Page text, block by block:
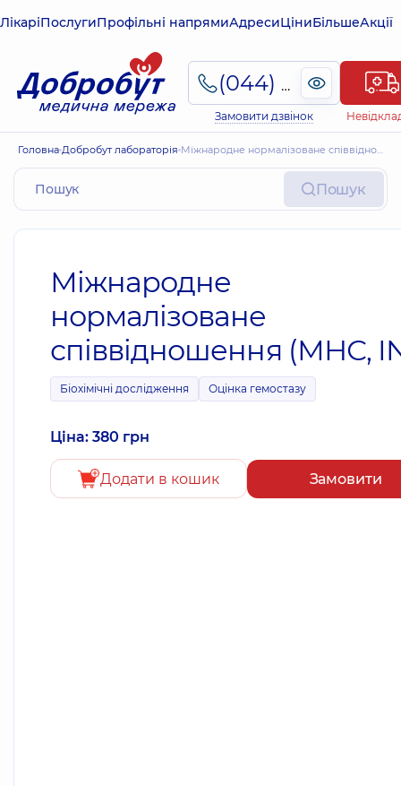
ЛікаріПослугиПрофільні напрямиАдресиЦіниБільшеАкції
(044) 495-2-888
Замовити дзвінок
Головна Добробут лабораторія Міжнародне нормалізоване співвідношення (МНС, INR)
Пошук
Міжнародне
нормалізоване
співвідношення (МНС,
Біохімічні дослідження Оцінка гемостазу
Ціна: 380 грн
Додати в кошик Замовити